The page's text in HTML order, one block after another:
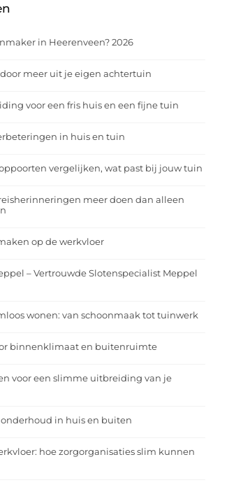
in Heerenveen? 2026
meer uit je eigen achtertuin
voor een fris huis en een fijne tuin
in huis en tuin
vergelijken, wat past bij jouw tuin
meer doen dan alleen
op de werkvloer
– Vertrouwde Slotenspecialist Meppel
wonen: van schoonmaak tot tuinwerk
binnenklimaat en buitenruimte
voor een slimme uitbreiding van je
in huis en buiten
hoe zorgorganisaties slim kunnen